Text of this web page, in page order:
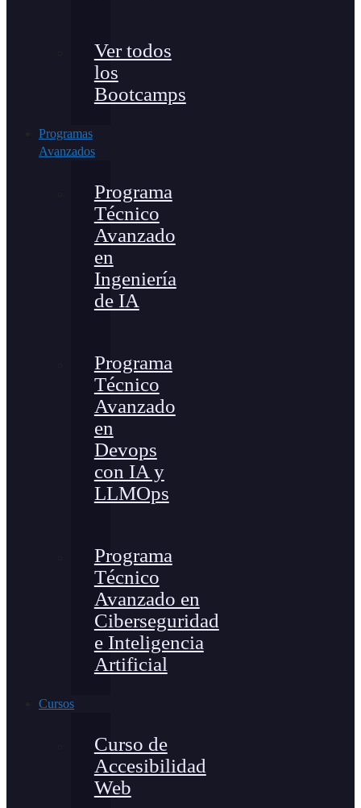
Ver todos
los
Bootcamps
Programas
Avanzados
Programa
Técnico
Avanzado
en
Ingeniería
de IA
Programa
Técnico
Avanzado
en
Devops
con IA y
LLMOps
Programa
Técnico
Avanzado en
Ciberseguridad
e Inteligencia
Artificial
Cursos
Curso de
Accesibilidad
Web